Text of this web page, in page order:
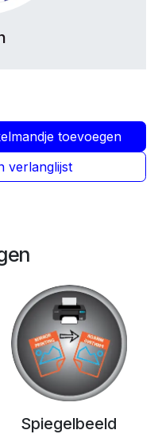
toevoegen
verlanglijst
Spiegelbeeld